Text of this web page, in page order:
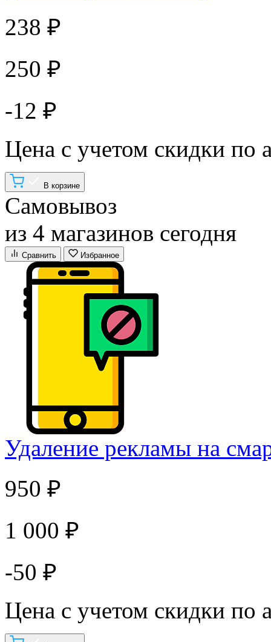
238 ₽
250 ₽
-12 ₽
Цена с учетом скидки по
В корзине
Самовывоз
из 4 магазинов сегодня
Сравнить Избранное
Удаление рекламы на
950 ₽
1 000 ₽
-50 ₽
Цена с учетом скидки по